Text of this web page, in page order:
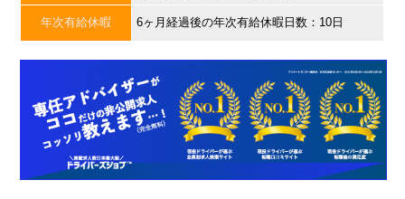
年次有給休暇 6ヶ月経過後の年次有給休暇日数：10日